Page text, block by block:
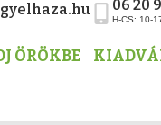
06 20
H-CS: 10-
ÖRÖKBE